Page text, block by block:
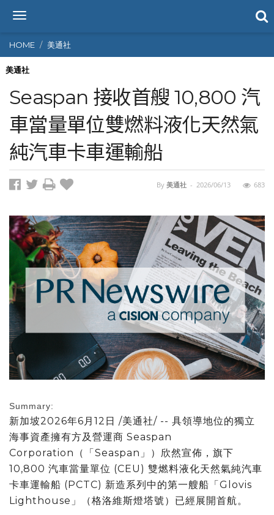
T
g
g
l
n
a
v
i
g
a
t
HOME 美通社
美通社
Seaspan 接收首艘 10,800 汽
車當量單位雙燃料液化天然氣
純汽車卡車運輸船
By 美通社 - 2026/06/13 683
Summary:
新加坡2026年6月12日 /美通社/ -- 具領導地位的獨立
海事資產擁有方及營運商 Seaspan
Corporation（「Seaspan」）欣然宣佈，旗下
10,800 汽車當量單位 (CEU) 雙燃料液化天然氣純汽車
卡車運輸船 (PCTC) 新造系列中的第一艘船「Glovis
Lighthouse」（格洛維斯燈塔號）已經展開首航。